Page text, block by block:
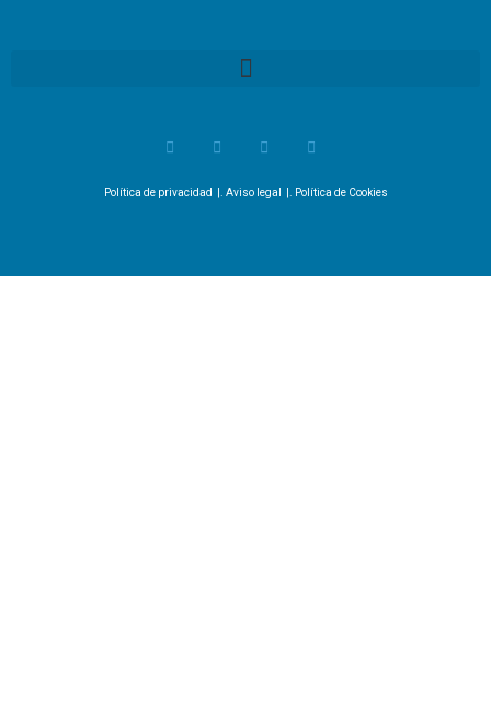
Política de privacidad |. Aviso legal |. Política de Cookies